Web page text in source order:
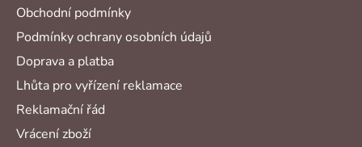
Obchodní podmínky
Podmínky ochrany osobních údajů
Doprava a platba
Lhůta pro vyřízení reklamace
Reklamační řád
Vrácení zboží